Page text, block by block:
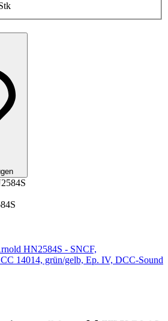
HN2584S - SNCF,
14014, grün/gelb, Ep. IV, DCC-Sound